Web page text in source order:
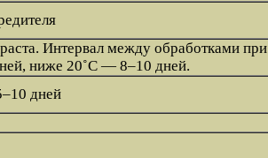
Интервал между обработками при
ниже 20˚C — 8–10 дней.
дней